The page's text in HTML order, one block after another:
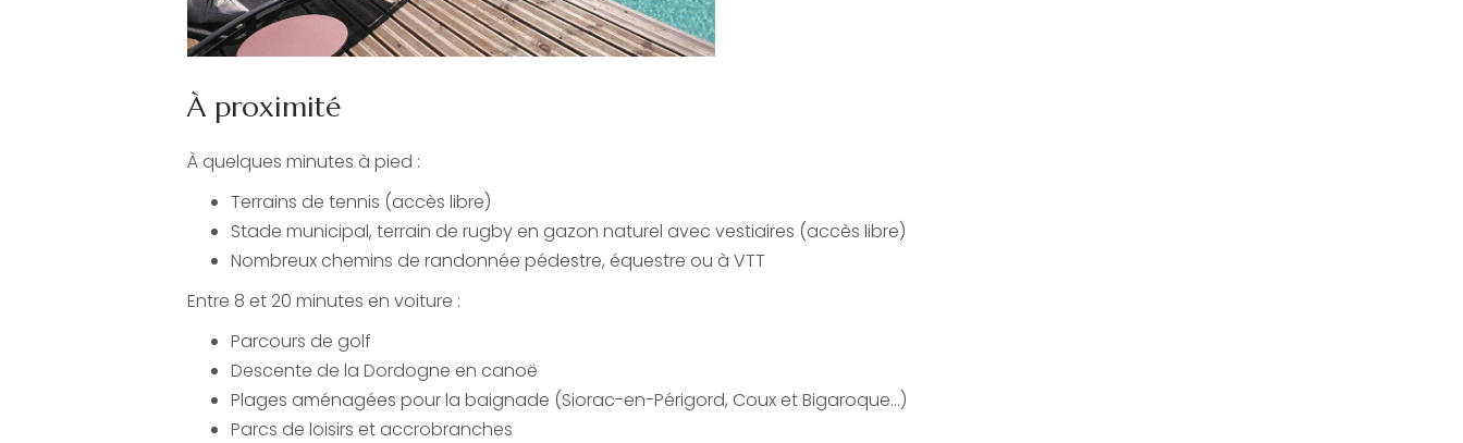
À proximité
À quelques minutes à pied :
Terrains de tennis (accès libre)
Stade municipal, terrain de rugby en gazon naturel avec vestiaires (accès libre)
Nombreux chemins de randonnée pédestre, équestre ou à VTT
Entre 8 et 20 minutes en voiture :
Parcours de golf
Descente de la Dordogne en canoë
Plages aménagées pour la baignade (Siorac-en-Périgord, Coux et Bigaroque…)
Parcs de loisirs et accrobranches